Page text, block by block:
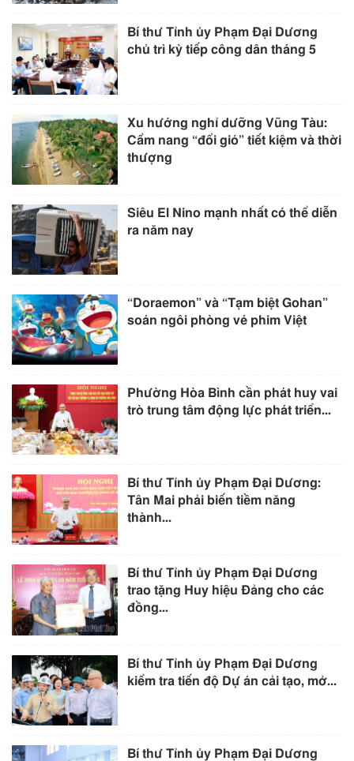
Bí thư Tỉnh ủy Phạm Đại Dương
chủ trì kỳ tiếp công dân tháng 5
Xu hướng nghỉ dưỡng Vũng Tàu:
Cẩm nang “đổi gió” tiết kiệm và thời
thượng
Siêu El Nino mạnh nhất có thể diễn
ra năm nay
“Doraemon” và “Tạm biệt Gohan”
soán ngôi phòng vé phim Việt
Phường Hòa Bình cần phát huy vai
trò trung tâm động lực phát triển...
Bí thư Tỉnh ủy Phạm Đại Dương:
Tân Mai phải biến tiềm năng
thành...
Bí thư Tỉnh ủy Phạm Đại Dương
trao tặng Huy hiệu Đảng cho các
đồng...
Bí thư Tỉnh ủy Phạm Đại Dương
kiểm tra tiến độ Dự án cải tạo, mở...
Bí thư Tỉnh ủy Phạm Đại Dương